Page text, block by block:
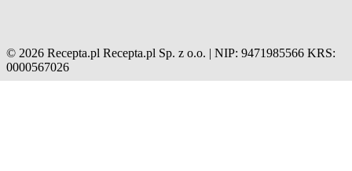
© 2026 Recepta.pl Recepta.pl Sp. z o.o. | NIP: 9471985566 KRS:
0000567026